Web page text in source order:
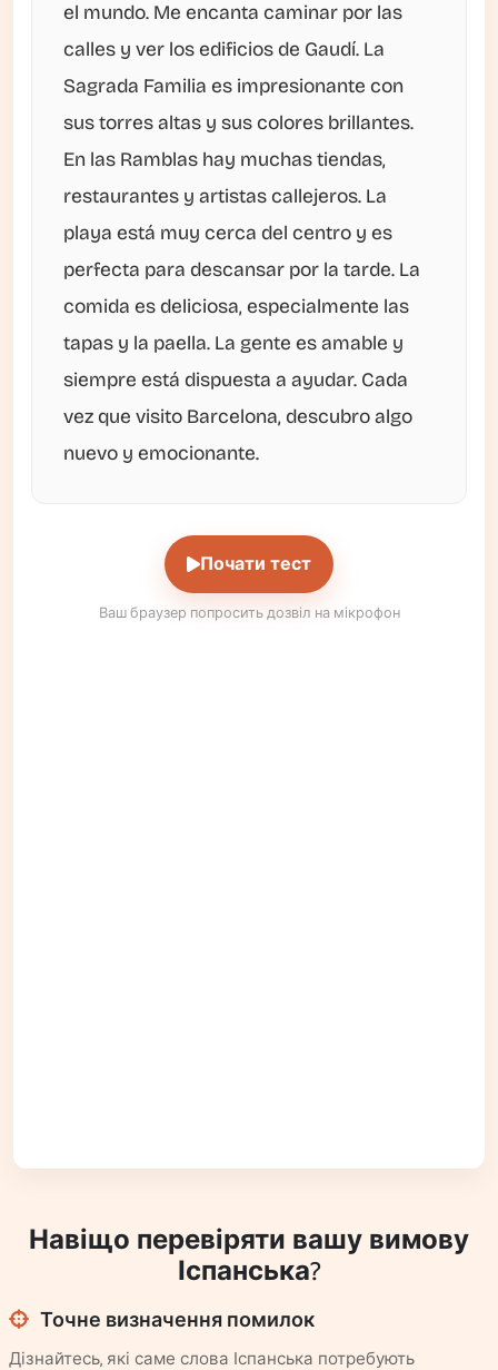
el mundo. Me encanta caminar por las
calles y ver los edificios de Gaudí. La
Sagrada Familia es impresionante con
sus torres altas y sus colores brillantes.
En las Ramblas hay muchas tiendas,
restaurantes y artistas callejeros. La
playa está muy cerca del centro y es
perfecta para descansar por la tarde. La
comida es deliciosa, especialmente las
tapas y la paella. La gente es amable y
siempre está dispuesta a ayudar. Cada
vez que visito Barcelona, descubro algo
nuevo y emocionante.
Почати тест
Ваш браузер попросить дозвіл на мікрофон
Навіщо перевіряти вашу вимову
Іспанська?
Точне визначення помилок
Дізнайтесь, які саме слова Іспанська потребують